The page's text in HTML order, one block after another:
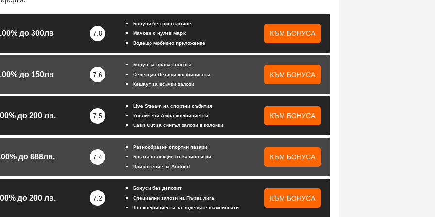
до 300лв 7.8
Бонуси без превъртане
Мачове с нулев марж
Водещо мобилно приложение
КЪМ БОНУСА
до 150лв 7.6
Бонус за права колонка
Селекция Летящи коефициенти
Кешаут за всички залози
КЪМ БОНУСА
до 200 лв. 7.5
Live Stream на спортни събития
Увеличени Алфа коефициенти
Cash Out за сингъл залози и колонки
КЪМ БОНУСА
до 888лв. 7.4
Разнообразни спортни пазари
Богата селекция от Казино игри
Приложение за Android
КЪМ БОНУСА
до 200 лв. 7.2
Бонуси без депозит
Специални залози на Първа лига
Топ коефициенти за водещите шампионати
КЪМ БОНУСА